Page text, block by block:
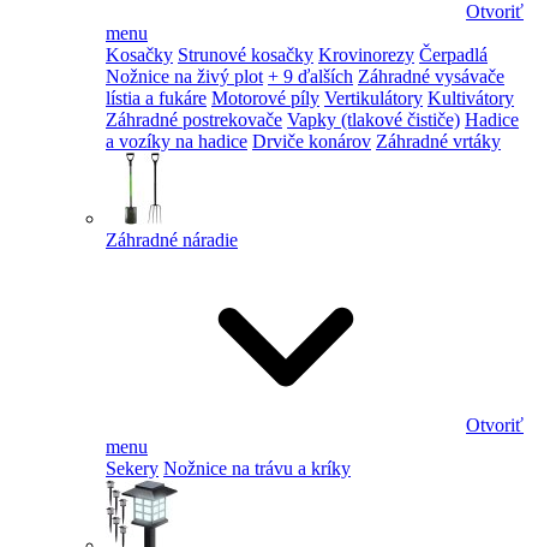
Otvoriť
menu
Kosačky Strunové kosačky Krovinorezy Čerpadlá
Nožnice na živý plot + 9 ďalších Záhradné vysávače
lístia a fukáre Motorové píly Vertikulátory Kultivátory
Záhradné postrekovače Vapky (tlakové čističe) Hadice
a vozíky na hadice Drviče konárov Záhradné vrtáky
Záhradné náradie
Otvoriť
menu
Sekery Nožnice na trávu a kríky